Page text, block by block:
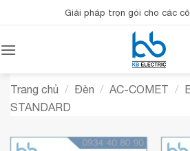
qua
dung
Giải pháp trọn gói cho các
Trang chủ / Đèn / AC-COMET /
STANDARD